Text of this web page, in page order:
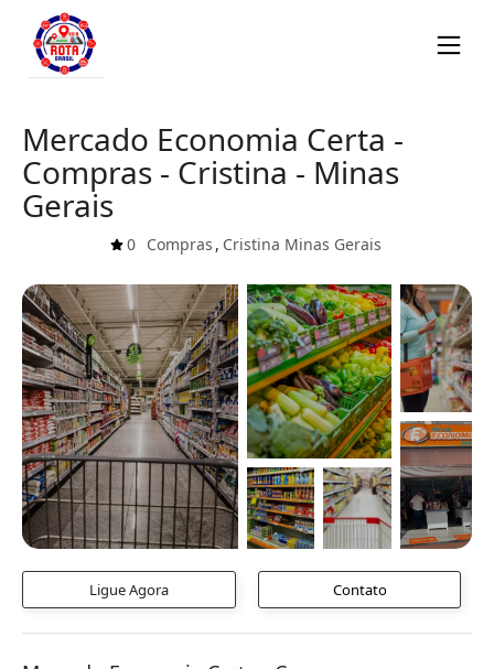
Mercado Economia Certa -
Compras - Cristina - Minas
Gerais
0 Compras , Cristina Minas Gerais
Ligue Agora Contato